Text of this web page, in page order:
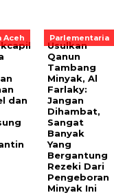
Aceh
dan
Parlementaria
Usulkan
Qanun
Tambang
Minyak, Al
Farlaky:
Jangan
Dihambat,
Sangat
Banyak
Yang
Bergantung
Rezeki Dari
Pengeboran
Minyak Ini